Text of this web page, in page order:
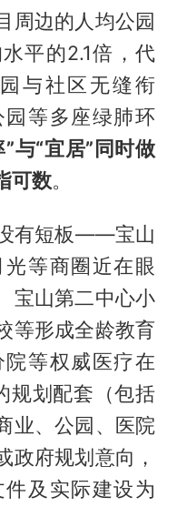
周边的人均公园
平的2.1倍，代
与社区无缝衔
等多座绿肺环
与“宜居”同时做
可数。
有短板——宝山
等商圈近在眼
宝山第二中心小
等形成全龄教育
等权威医疗在
规划配套（包括
业、公园、医院
政府规划意向，
及实际建设为